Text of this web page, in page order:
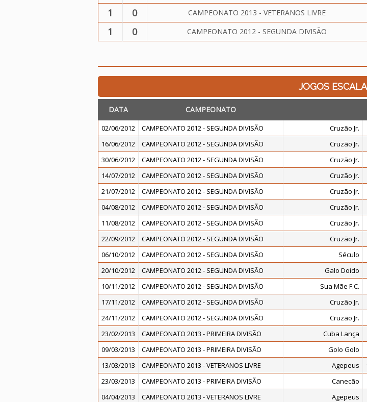
1 0 CAMPEONATO 2013 - VETERANOS LIVRE
1 0 CAMPEONATO 2012 - SEGUNDA DIVISÃO
JOGOS
DATA CAMPEONATO
02/06/2012 CAMPEONATO 2012 - SEGUNDA DIVISÃO Cruzão Jr.
16/06/2012
CAMPEONATO 2012 - SEGUNDA DIVISÃO Cruzão Jr.
30/06/2012
CAMPEONATO 2012 - SEGUNDA DIVISÃO Cruzão Jr.
14/07/2012
CAMPEONATO 2012 - SEGUNDA DIVISÃO Cruzão Jr.
21/07/2012
CAMPEONATO 2012 - SEGUNDA DIVISÃO Cruzão Jr.
04/08/2012
CAMPEONATO 2012 - SEGUNDA DIVISÃO Cruzão Jr.
11/08/2012
CAMPEONATO 2012 - SEGUNDA DIVISÃO Cruzão Jr.
22/09/2012
CAMPEONATO 2012 - SEGUNDA DIVISÃO Cruzão Jr.
06/10/2012
CAMPEONATO 2012 - SEGUNDA DIVISÃO Século
20/10/2012
CAMPEONATO 2012 - SEGUNDA DIVISÃO Galo Doido
10/11/2012
CAMPEONATO 2012 - SEGUNDA DIVISÃO Sua Mãe F.C.
17/11/2012
CAMPEONATO 2012 - SEGUNDA DIVISÃO Cruzão Jr.
24/11/2012
CAMPEONATO 2012 - SEGUNDA DIVISÃO Cruzão Jr.
23/02/2013
CAMPEONATO 2013 - PRIMEIRA DIVISÃO Cuba Lança
09/03/2013
CAMPEONATO 2013 - PRIMEIRA DIVISÃO Golo Golo
13/03/2013
CAMPEONATO 2013 - VETERANOS LIVRE Agepeus
23/03/2013
CAMPEONATO 2013 - PRIMEIRA DIVISÃO Canecão
04/04/2013
CAMPEONATO 2013 - VETERANOS LIVRE Agepeus